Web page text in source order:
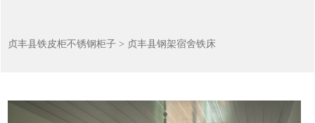
贞丰县铁皮柜不锈钢柜子 > 贞丰县钢架宿舍铁床